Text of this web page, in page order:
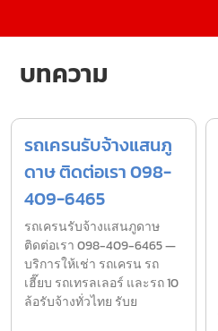
บทความ
รถเครนรับจ้างแสนภู
ดาษ ติดต่อเรา 098-
409-6465
รถเครนรับจ้างแสนภูดาษ
ติดต่อเรา 098-409-6465 —
บริการให้เช่า รถเครน รถ
เฮี๊ยบ รถเทรลเลอร์ และรถ 10
ล้อรับจ้างทั่วไทย รับย